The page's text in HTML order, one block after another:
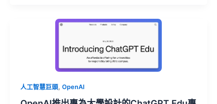
人工智慧巨頭, OpenAI